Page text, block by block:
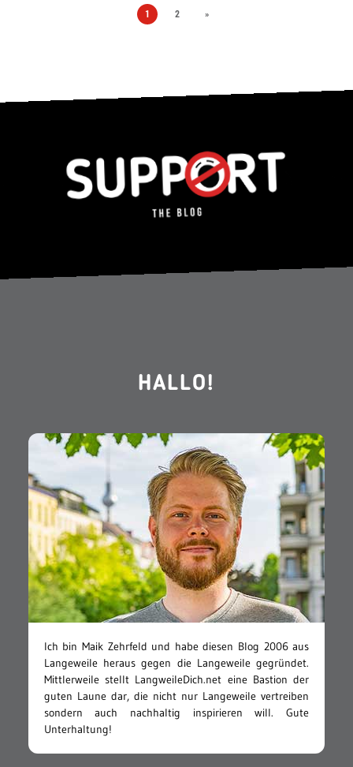
1 2 »
HALLO!
Ich bin Maik Zehrfeld und habe diesen Blog 2006 aus
Langeweile heraus gegen die Langeweile gegründet.
Mittlerweile stellt LangweileDich.net eine Bastion der
guten Laune dar, die nicht nur Langeweile vertreiben
sondern auch nachhaltig inspirieren will. Gute
Unterhaltung!